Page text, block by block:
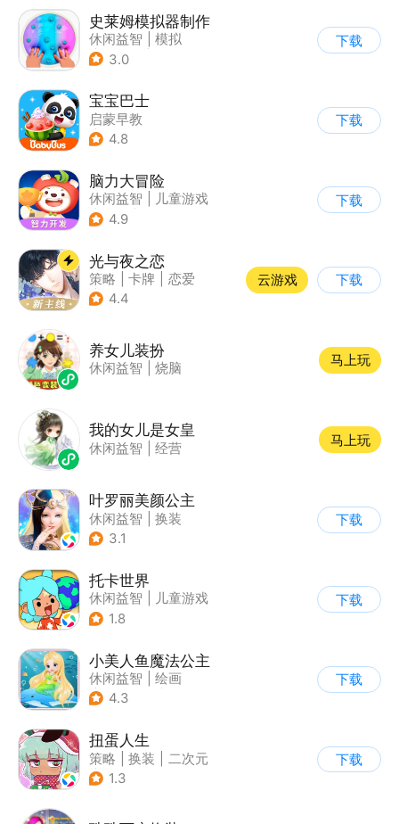
史莱姆模拟器制作
休闲益智
模拟
| 史莱姆
3.0
下载
宝宝巴士
启蒙早教
| 儿童益智游戏
4.8
下载
脑力大冒险
休闲益智
儿童游戏
| 卡通
4.9
下载
光与夜之恋
策略 卡牌
恋爱
| 乙女
4.4
云游戏 下载
养女儿装扮
休闲益智 烧脑
马上玩
我的女儿是女皇
休闲益智 经营
马上玩
叶罗丽美颜公主
休闲益智
换装
| 动漫改编
3.1
下载
托卡世界
休闲益智
儿童游戏
1.8
下载
小美人鱼魔法公主
休闲益智
绘画
| 儿童游戏
4.3
下载
扭蛋人生
策略 换装
二次元
| 休闲益智
1.3
下载